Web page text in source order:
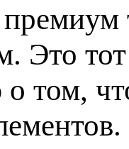
Это тот
том,